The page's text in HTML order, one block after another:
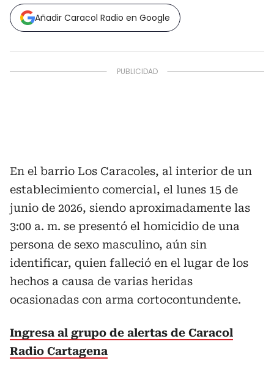
Añadir Caracol Radio en Google
En el barrio Los Caracoles, al interior de un
establecimiento comercial, el lunes 15 de
junio de 2026, siendo aproximadamente las
3:00 a. m. se presentó el homicidio de una
persona de sexo masculino, aún sin
identificar, quien falleció en el lugar de los
hechos a causa de varias heridas
ocasionadas con arma cortocontundente.
Ingresa al grupo de alertas de Caracol
Radio Cartagena